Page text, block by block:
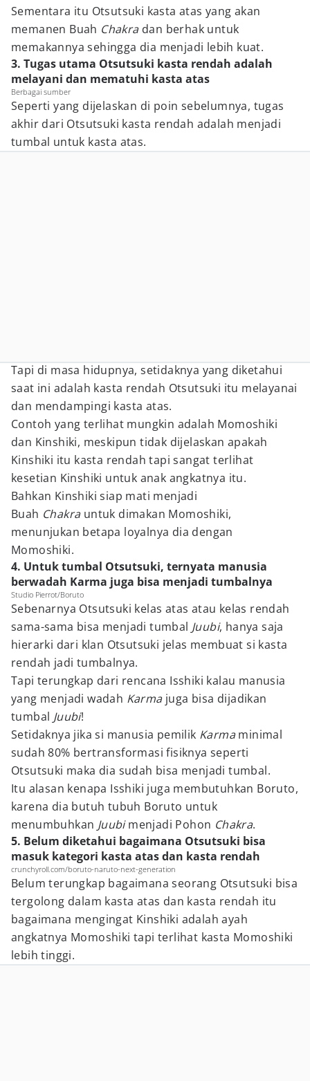
Sementara itu Otsutsuki kasta atas yang akan
memanen Buah Chakra dan berhak untuk
memakannya sehingga dia menjadi lebih kuat.
3. Tugas utama Otsutsuki kasta rendah adalah
melayani dan mematuhi kasta atas
Berbagai sumber
Seperti yang dijelaskan di poin sebelumnya, tugas
akhir dari Otsutsuki kasta rendah adalah menjadi
tumbal untuk kasta atas.
Tapi di masa hidupnya, setidaknya yang diketahui
saat ini adalah kasta rendah Otsutsuki itu melayanai
dan mendampingi kasta atas.
Contoh yang terlihat mungkin adalah Momoshiki
dan Kinshiki, meskipun tidak dijelaskan apakah
Kinshiki itu kasta rendah tapi sangat terlihat
kesetian Kinshiki untuk anak angkatnya itu.
Bahkan Kinshiki siap mati menjadi
Buah Chakra untuk dimakan Momoshiki,
menunjukan betapa loyalnya dia dengan
Momoshiki.
4. Untuk tumbal Otsutsuki, ternyata manusia
berwadah Karma juga bisa menjadi tumbalnya
Studio Pierrot/Boruto
Sebenarnya Otsutsuki kelas atas atau kelas rendah
sama-sama bisa menjadi tumbal Juubi, hanya saja
hierarki dari klan Otsutsuki jelas membuat si kasta
rendah jadi tumbalnya.
Tapi terungkap dari rencana Isshiki kalau manusia
yang menjadi wadah Karma juga bisa dijadikan
tumbal Juubi!
Setidaknya jika si manusia pemilik Karmaminimal
sudah 80% bertransformasi fisiknya seperti
Otsutsuki maka dia sudah bisa menjadi tumbal.
Itu alasan kenapa Isshiki juga membutuhkan Boruto,
karena dia butuh tubuh Boruto untuk
menumbuhkan Juubimenjadi Pohon Chakra.
5. Belum diketahui bagaimana Otsutsuki bisa
masuk kategori kasta atas dan kasta rendah
crunchyroll.com/boruto-naruto-next-generation
Belum terungkap bagaimana seorang Otsutsuki bisa
tergolong dalam kasta atas dan kasta rendah itu
bagaimana mengingat Kinshiki adalah ayah
angkatnya Momoshiki tapi terlihat kasta Momoshiki
lebih tinggi.